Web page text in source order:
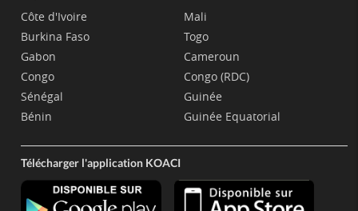
Côte d'Ivoire
Burkina Faso
Gabon
Congo
Sénégal
Bénin
Mali
Togo
Cameroun
Congo (RDC)
Guinée
Guinée Equatorial
Télécharger l'application KOACI